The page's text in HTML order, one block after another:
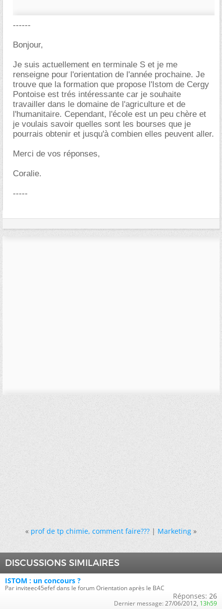
------
Bonjour,
Je suis actuellement en terminale S et je me
renseigne pour l'orientation de l'année prochaine. Je
trouve que la formation que propose l'Istom de Cergy
Pontoise est trés intéressante car je souhaite
travailler dans le domaine de l'agriculture et de
l'humanitaire. Cependant, l'école est un peu chère et
je voulais savoir quelles sont les bourses que je
pourrais obtenir et jusqu'à combien elles peuvent aller.
Merci de vos réponses,
Coralie.
-----
« prof de tp chimie, comment faire???|Marketing »
DISCUSSIONS SIMILAIRES
ISTOM : un concours ?
Par inviteec45efef dans le forum Orientation après le BAC
Réponses: 26
Dernier message: 27/06/2012, 13h59